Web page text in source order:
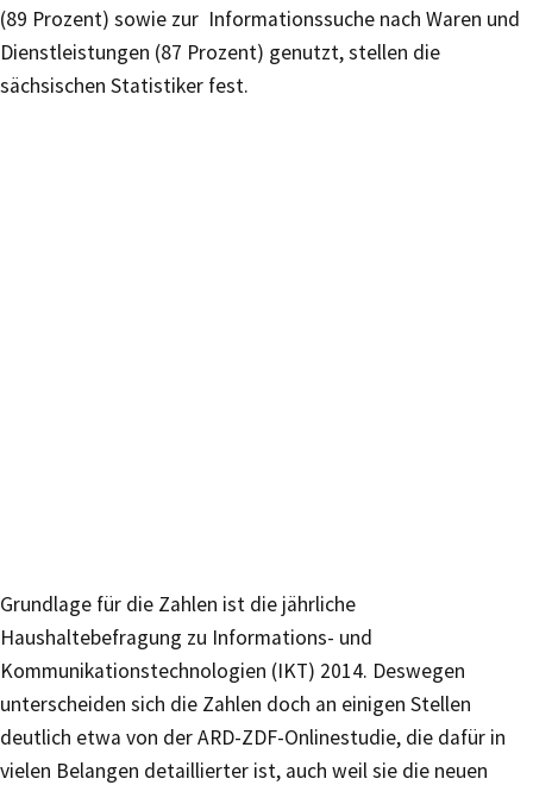
(89 Prozent) sowie zur Informationssuche nach Waren und
Dienstleistungen (87 Prozent) genutzt, stellen die
sächsischen Statistiker fest.
Grundlage für die Zahlen ist die jährliche
Haushaltebefragung zu Informations- und
Kommunikationstechnologien (IKT) 2014. Deswegen
unterscheiden sich die Zahlen doch an einigen Stellen
deutlich etwa von der ARD-ZDF-Onlinestudie, die dafür in
vielen Belangen detaillierter ist, auch weil sie die neuen